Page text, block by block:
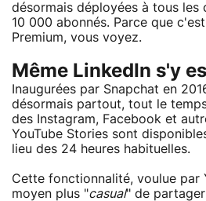
désormais déployées à tous les
10 000 abonnés. Parce que
Premium, vous voyez.
Même LinkedIn s'y
Inaugurées par Snapchat en
désormais partout, tout le
des Instagram, Facebook et
YouTube Stories sont
lieu des 24 heures habituelles.
Cette fonctionnalité, voulue par
moyen plus "casual" de